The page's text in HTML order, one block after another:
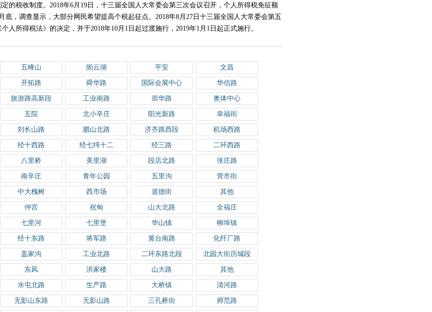
的税收制度。2018年6月19日，十三届全国人大常委会第三次会议召开，个人所得税免征额
底，调查显示，大部分网民希望提高个税起征点。2018年8月27日十三届全国人大常委会第五
人所得税法》的决定，并于2018年10月1日起过渡施行，2019年1月1日起正式施行。
五峰山 崮云湖 平安 文昌
开拓路 舜华路 国际会展中心 华信路
旅游路高新段 工业南路 崇华路 奥体中心
五院 北小辛庄 阳光新路 幸福街
刘长山路 腊山北路 济齐路西段 机场西路
经十西路 经七纬十二 经三路 二环西路
八里桥 美里湖 段店北路 张庄路
南辛庄 青年公园 五里沟 营市街
中大槐树 西市场 道德街 其他
仲宫 祝甸 山大北路 全福庄
七里河 七里堡 华山镇 柳埠镇
经十东路 将军路 黄台南路 化纤厂路
盖家沟 工业北路 二环东路北段 北园大街历城段
东风 洪家楼 山大路 其他
水屯北路 生产路 大桥镇 清河路
无影山东路 无影山路 三孔桥街 师范路